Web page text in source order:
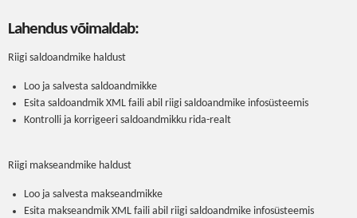
Lahendus võimaldab:
Riigi saldoandmike haldust
Loo ja salvesta saldoandmikke
Esita saldoandmik XML faili abil riigi saldoandmike infosüsteemis
Kontrolli ja korrigeeri saldoandmikku rida-realt
Riigi makseandmike haldust
Loo ja salvesta makseandmikke
Esita makseandmik XML faili abil riigi saldoandmike infosüsteemis